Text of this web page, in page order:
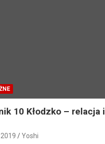
10 Kłodzko – relacja i
Yoshi